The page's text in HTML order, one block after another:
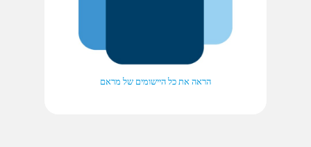
הראה את כל היישומים של מראם